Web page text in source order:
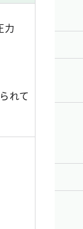
力
れて